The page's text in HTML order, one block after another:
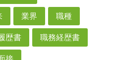
業界 職種
歴書 職務経歴書